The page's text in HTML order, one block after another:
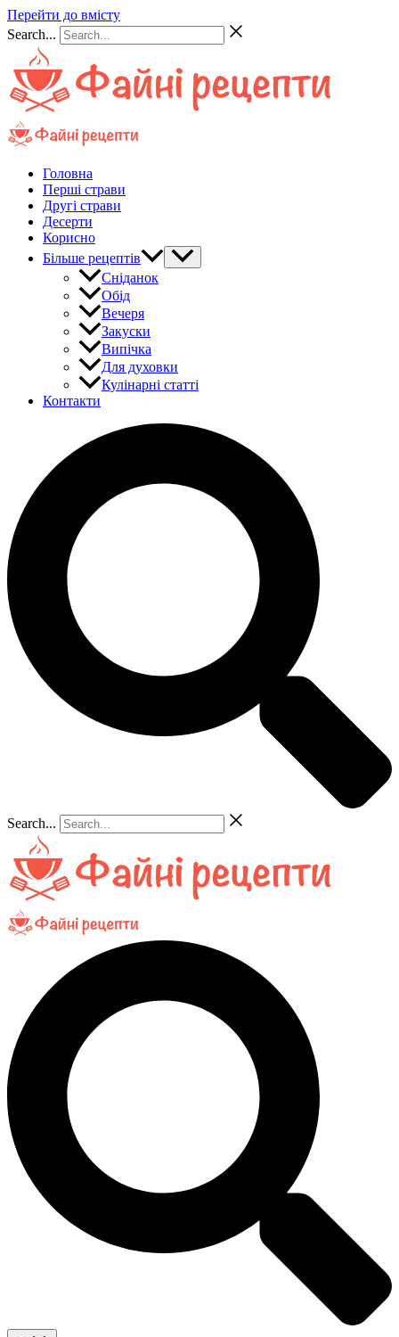
Перейти до вмісту
Search...
Головна
Перші страви
Другі страви
Десерти
Корисно
Більше рецептів
Сніданок
Обід
Вечеря
Закуски
Випічка
Для духовки
Кулінарні статті
Контакти
Search...